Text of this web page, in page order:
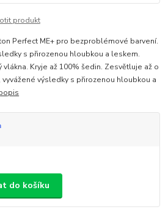
produkt
Perfect ME+ pro bezproblémové barvení.
s přirozenou hloubkou a leskem.
Kryje až 100% šedin. Zesvětluje až o
vyvážené výsledky s přirozenou hloubkou a
do košíku